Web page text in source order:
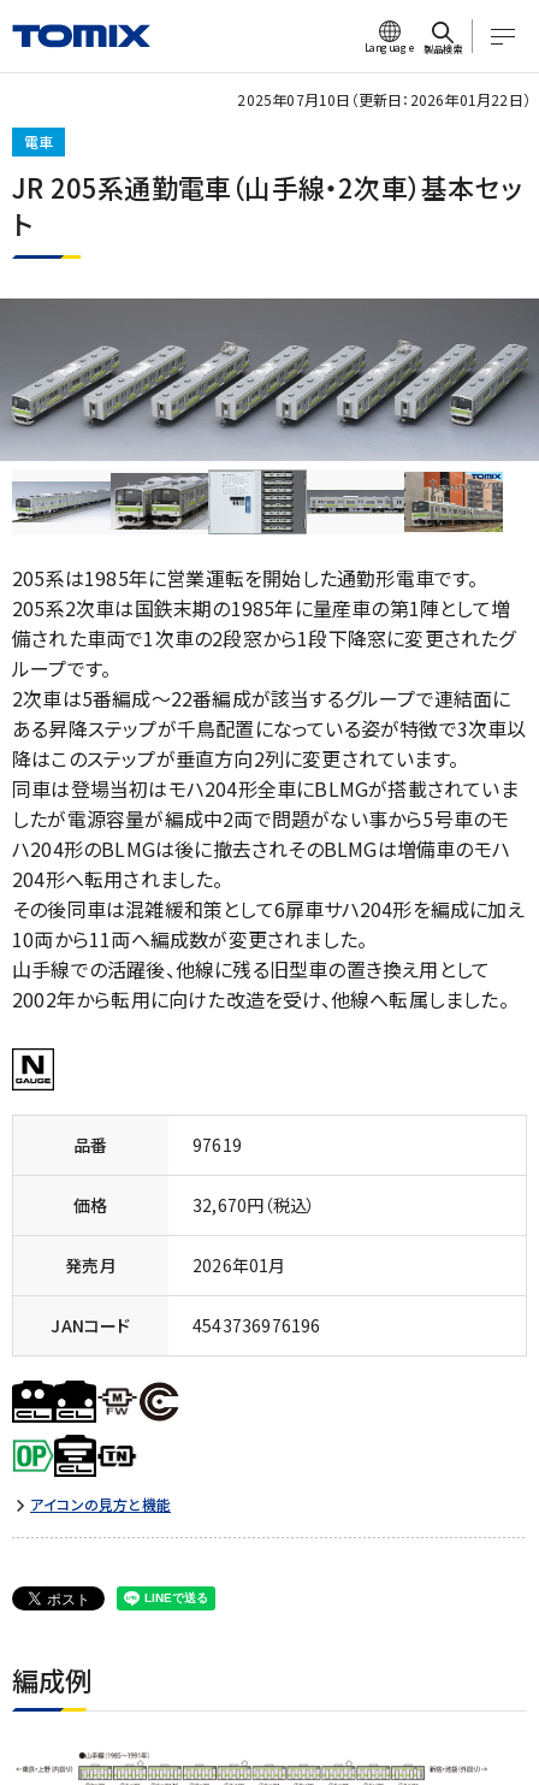
Language 製品検索
電車
JR 205系通勤電車（山手線・2次車）基本セッ
ト
2025年07月10日（更新日：2026年01月22日）
205系は1985年に営業運転を開始した通勤形電車です。
205系2次車は国鉄末期の1985年に量産車の第1陣として増
備された車両で1次車の2段窓から1段下降窓に変更されたグ
ループです。
2次車は5番編成～22番編成が該当するグループで連結面に
ある昇降ステップが千鳥配置になっている姿が特徴で3次車以
降はこのステップが垂直方向2列に変更されています。
同車は登場当初はモハ204形全車にBLMGが搭載されていま
したが電源容量が編成中2両で問題がない事から5号車のモ
ハ204形のBLMGは後に撤去されそのBLMGは増備車のモハ
204形へ転用されました。
その後同車は混雑緩和策として6扉車サハ204形を編成に加え
10両から11両へ編成数が変更されました。
山手線での活躍後、他線に残る旧型車の置き換え用として
2002年から転用に向けた改造を受け、他線へ転属しました。
品番 97619
価格 32,670円（税込）
発売月 2026年01月
JANコード 4543736976196
アイコンの見方と機能
編成例